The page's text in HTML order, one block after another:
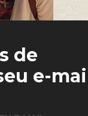
0
de
e-